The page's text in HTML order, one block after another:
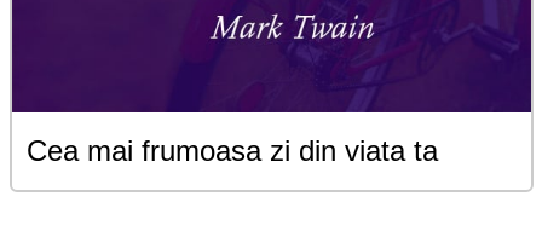
Cea mai frumoasa zi din viata ta